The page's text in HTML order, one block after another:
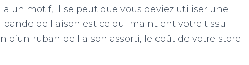
a un motif, il se peut que vous deviez utiliser une
bande de liaison est ce qui maintient votre tissu
d’un ruban de liaison assorti, le coût de votre store